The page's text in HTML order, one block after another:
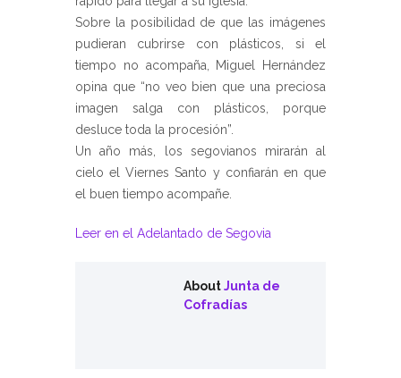
Sobre la posibilidad de que las imágenes
pudieran cubrirse con plásticos, si el
tiempo no acompaña, Miguel Hernández
opina que “no veo bien que una preciosa
imagen salga con plásticos, porque
desluce toda la procesión”.
Un año más, los segovianos mirarán al
cielo el Viernes Santo y confiarán en que
el buen tiempo acompañe.
Leer en el Adelantado de Segovia
AboutJunta de
Cofradías